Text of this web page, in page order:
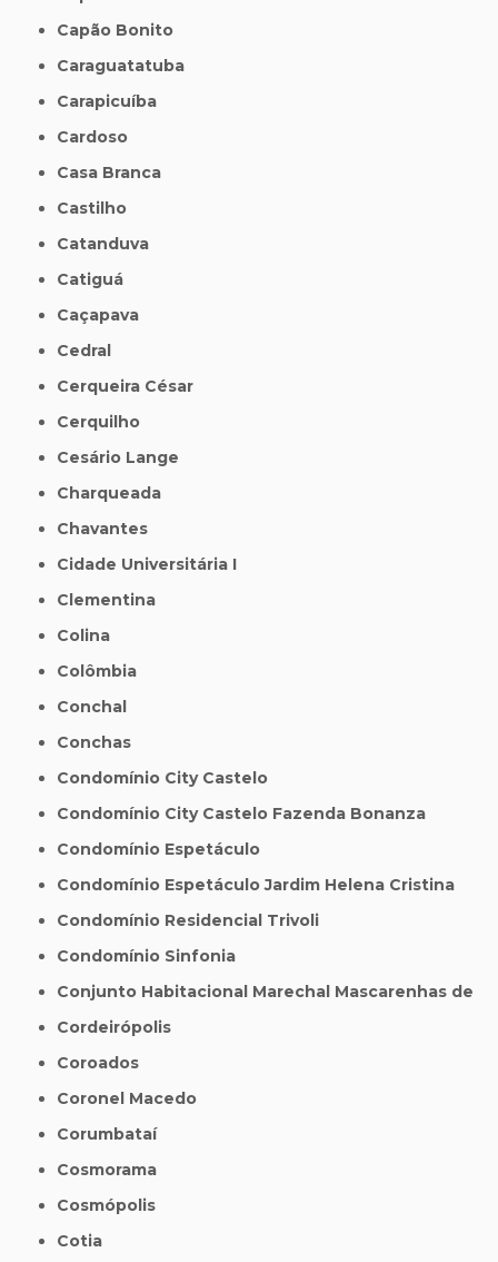
Capão Bonito
Caraguatatuba
Carapicuíba
Cardoso
Casa Branca
Castilho
Catanduva
Catiguá
Caçapava
Cedral
Cerqueira César
Cerquilho
Cesário Lange
Charqueada
Chavantes
Cidade Universitária I
Clementina
Colina
Colômbia
Conchal
Conchas
Condomínio City Castelo
Condomínio City Castelo Fazenda Bonanza
Condomínio Espetáculo
Condomínio Espetáculo Jardim Helena Cristina
Condomínio Residencial Trivoli
Condomínio Sinfonia
Conjunto Habitacional Marechal Mascarenhas de
Cordeirópolis
Coroados
Coronel Macedo
Corumbataí
Cosmorama
Cosmópolis
Cotia